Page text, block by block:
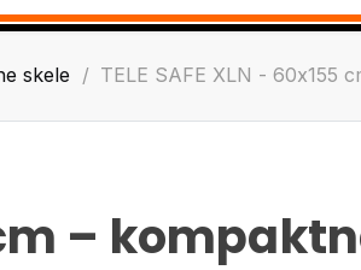
skele TELE SAFE XLN - 60x155
cm –